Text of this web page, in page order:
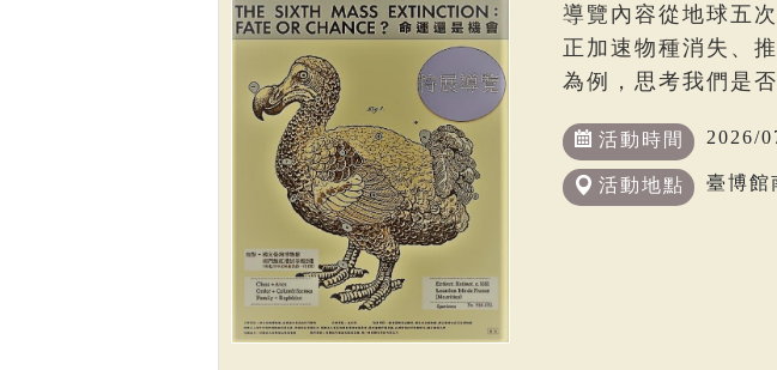
導覽內容從地球五
正加速物種消失、
為例，思考我們是
活動時間 2026/
活動地點 臺博館